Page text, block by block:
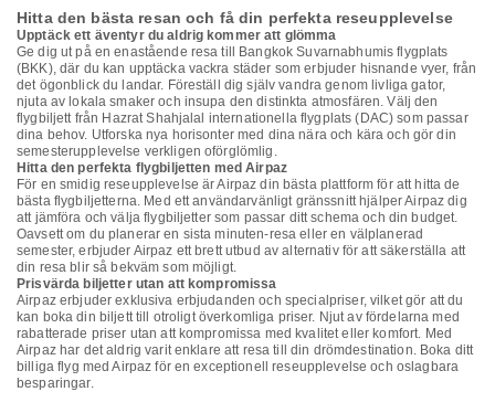
Hitta den bästa resan och få din perfekta reseupplevelse
Upptäck ett äventyr du aldrig kommer att glömma
Ge dig ut på en enastående resa till Bangkok Suvarnabhumis flygplats
(BKK), där du kan upptäcka vackra städer som erbjuder hisnande vyer, från
det ögonblick du landar. Föreställ dig själv vandra genom livliga gator,
njuta av lokala smaker och insupa den distinkta atmosfären. Välj den
flygbiljett från Hazrat Shahjalal internationella flygplats (DAC) som passar
dina behov. Utforska nya horisonter med dina nära och kära och gör din
semesterupplevelse verkligen oförglömlig.
Hitta den perfekta flygbiljetten med Airpaz
För en smidig reseupplevelse är Airpaz din bästa plattform för att hitta de
bästa flygbiljetterna. Med ett användarvänligt gränssnitt hjälper Airpaz dig
att jämföra och välja flygbiljetter som passar ditt schema och din budget.
Oavsett om du planerar en sista minuten-resa eller en välplanerad
semester, erbjuder Airpaz ett brett utbud av alternativ för att säkerställa att
din resa blir så bekväm som möjligt.
Prisvärda biljetter utan att kompromissa
Airpaz erbjuder exklusiva erbjudanden och specialpriser, vilket gör att du
kan boka din biljett till otroligt överkomliga priser. Njut av fördelarna med
rabatterade priser utan att kompromissa med kvalitet eller komfort. Med
Airpaz har det aldrig varit enklare att resa till din drömdestination. Boka ditt
billiga flyg med Airpaz för en exceptionell reseupplevelse och oslagbara
besparingar.